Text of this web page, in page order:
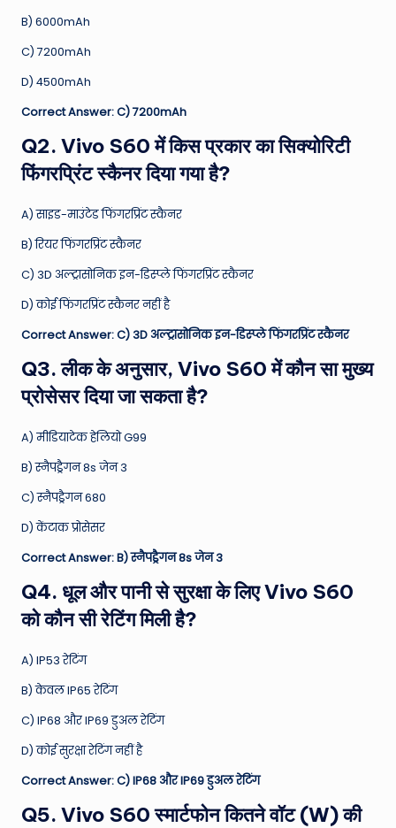
B) 6000mAh
C) 7200mAh
D) 4500mAh
Correct Answer: C) 7200mAh
Q2. Vivo S60 में किस प्रकार का सिक्योरिटी
फिंगरप्रिंट स्कैनर दिया गया है?
A) साइड-माउंटेड फिंगरप्रिंट स्कैनर
B) रियर फिंगरप्रिंट स्कैनर
C) 3D अल्ट्रासोनिक इन-डिस्प्ले फिंगरप्रिंट स्कैनर
D) कोई फिंगरप्रिंट स्कैनर नहीं है
Correct Answer: C) 3D अल्ट्रासोनिक इन-डिस्प्ले फिंगरप्रिंट स्कैनर
Q3. लीक के अनुसार, Vivo S60 में कौन सा मुख्य
प्रोसेसर दिया जा सकता है?
A) मीडियाटेक हेलियो G99
B) स्नैपड्रैगन 8s जेन 3
C) स्नैपड्रैगन 680
D) केंटाक प्रोसेसर
Correct Answer: B) स्नैपड्रैगन 8s जेन 3
Q4. धूल और पानी से सुरक्षा के लिए Vivo S60
को कौन सी रेटिंग मिली है?
A) IP53 रेटिंग
B) केवल IP65 रेटिंग
C) IP68 और IP69 डुअल रेटिंग
D) कोई सुरक्षा रेटिंग नहीं है
Correct Answer: C) IP68 और IP69 डुअल रेटिंग
Q5. Vivo S60 स्मार्टफोन कितने वॉट (W) की